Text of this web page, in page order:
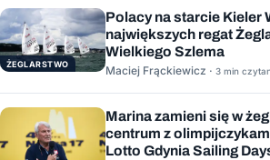
ŻEGLARSTWO
Polacy na starcie Kieler
największych regat
Wielkiego Szlema
Maciej Frąckiewicz · 3 min
Marina zamieni się w
centrum z
Lotto Gdynia Sailing